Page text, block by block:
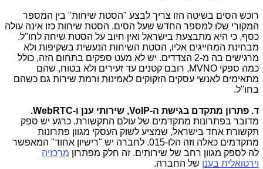
רוכש הסים בשיטה הזו צריך לבצע "הסטת שיחות" בין המספר
המקורי שלו למספר החדש שעל הסים. הסטת שיחות כזו אינה עולה
כסף, כי היא מתבצעת בישראל ואין חיוב על הסטת שיחה לחו"ל.
מבחינת המחייגים אליו, הסטת השיחות הנעשית בשקיפות ולא
מרגישים בה מ-2 הצדדים. יש לא מעט ספקים בתחום הזה, כולל
כמה ספקי MVNO, רובם קטנים עד זעירים ולא בטוח, שהם
מתאימים לאנשי עסקים הזקוקים לאמינות ורמת שירות גם כשהם
בחו"ל.
ד. פתרון מתקדם בגישת ה-VoIP, שירותי ענן ו-WebRTC
.
מדובר בפתרונות מתקדמים של עולם התקשורת. כרגע יש ספק
תקשורת אחד בישראל, שמציע לשוק העסקי מגוון פתרונות
מתקדמים כאלה וזה הלו-015. לחברה יש "רישיון אחוד" המאפשר
לה לספק מגוון רחב של שירותים. זה חלק מפתרון מרכזיה
וירטואלית בענן של החברה.